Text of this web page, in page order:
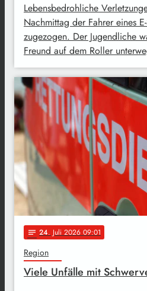
Lebensbedrohliche
Nachmittag der Fahrer eines
zugezogen. Der Jugendliche
Freund auf dem Roller
notes 24. Juli 2026 09:01
Region
Viele Unfälle mit